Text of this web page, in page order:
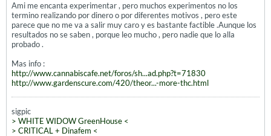
Ami me encanta experimentar , pero muchos experimentos no los
termino realizando por dinero o por diferentes motivos , pero este
parece que no me va a salir muy caro y es bastante factible .Aunque los
resultados no se saben , porque leo mucho , pero nadie que lo alla
probado .
Mas info :
http://www.cannabiscafe.net/foros/sh...ad.php?t=71830
http://www.gardenscure.com/420/theor...-more-thc.html
sigpic
> WHITE WIDOW GreenHouse <
> CRITICAL + Dinafem <